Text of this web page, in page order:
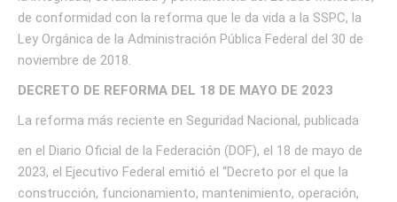
de conformidad con la reforma que le da vida a la SSPC, la
Ley Orgánica de la Administración Pública Federal del 30 de
noviembre de 2018.
DECRETO DE REFORMA DEL 18 DE MAYO DE 2023
La reforma más reciente en Seguridad Nacional, publicada
en el Diario Oficial de la Federación (DOF), el 18 de mayo de
2023, el Ejecutivo Federal emitió el “Decreto por el que la
construcción, funcionamiento, mantenimiento, operación,